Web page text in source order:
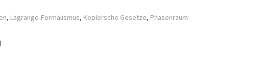
, Lagrange-Formalismus, Keplersche Gesetze, Phasenraum